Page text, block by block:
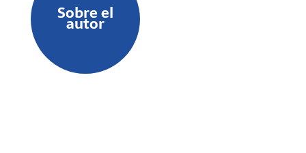
Sobre el
autor